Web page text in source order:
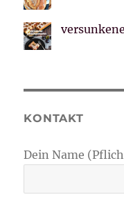
KONTAKT
Dein Name